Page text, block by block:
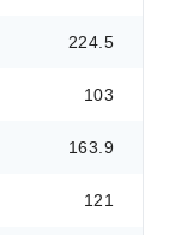
224.5
103
163.9
121